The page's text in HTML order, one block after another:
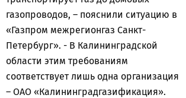
газопроводов, – пояснили ситуацию в
«Газпром межрегионгаз Санкт-
Петербург». - В Калининградской
области этим требованиям
соответствует лишь одна организация
– ОАО «Калининградгазификация».